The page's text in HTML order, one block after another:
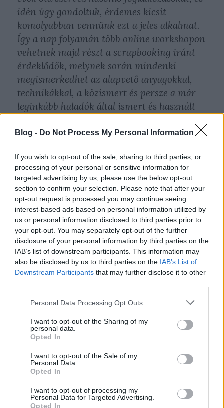
Blog - Do Not Process My Personal Information
If you wish to opt-out of the sale, sharing to third parties, or
processing of your personal or sensitive information for
targeted advertising by us, please use the below opt-out
section to confirm your selection. Please note that after your
opt-out request is processed you may continue seeing
interest-based ads based on personal information utilized by
us or personal information disclosed to third parties prior to
your opt-out. You may separately opt-out of the further
disclosure of your personal information by third parties on the
IAB’s list of downstream participants. This information may
also be disclosed by us to third parties on the IAB’s List of
Downstream Participants that may further disclose it to other
Please note that this website/app uses one or more Google
not limited to your visit or usage behaviour. You may click to
grant or deny consent to Google and its third-party tags to
use your data for below specified purposes in below Google
consent section.
Personal Data Processing Opt Outs
I want to opt-out of the Sharing of my
personal data.
Opted In
I want to opt-out of the Sale of my
Personal Data.
Opted In
I want to opt-out of processing my
Personal Data for Targeted Advertising.
Opted In
idén úgy gondoltuk, érdemes kicsit
komolyabban vennünk ezt a jeles alkalmat.
Így a nap folyamán több online workshopon
vehetnek majd részt a scrapbooking iránt
érdeklődők, melynek során mindenki
megismerkedhet az alapvető anyagokkal,
technikákkal, a közismert és persze a már
leginkább haladók által ismert és használt
választani a külföldi és a magyar
május 11-én szerveztük meg a hazai
eseményt.
A foglalkozásokat online tartjuk, ráadásul
ingyenesen részt vehet rajtuk bárki, szóval
bízunk abban, hogy itt lesz velünk
mindenki, aki bármilyen szinten is műveli
ezt a sokszínű lehetőségeket rejtő kézügyes
technikát, és persze számítunk azokra is,
akik eddig csak tervezgették, hogy
Scrapbook Nap szervezői a saját
webáruházaikban különféle akciókkal is
készülnek erre a napra, érdemes tehát
következő napokban részletesen bemutatjuk
majd az egyes workshopokat is!”